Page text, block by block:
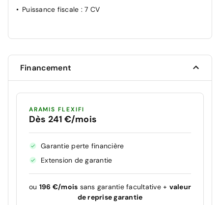
Puissance fiscale : 7 CV
Financement
ARAMIS FLEXIFI
Dès 241 €/mois
Garantie perte financière
Extension de garantie
ou 196 €/mois sans garantie facultative + valeur
de reprise garantie